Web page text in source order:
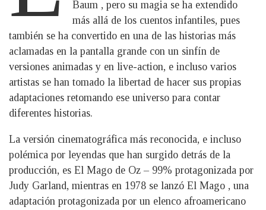
Baum , pero su magia se ha extendido
más allá de los cuentos infantiles, pues
también se ha convertido en una de las historias más
aclamadas en la pantalla grande con un sinfín de
versiones animadas y en live-action, e incluso varios
artistas se han tomado la libertad de hacer sus propias
adaptaciones retomando ese universo para contar
diferentes historias.
La versión cinematográfica más reconocida, e incluso
polémica por leyendas que han surgido detrás de la
producción, es El Mago de Oz – 99% protagonizada por
Judy Garland, mientras en 1978 se lanzó El Mago , una
adaptación protagonizada por un elenco afroamericano